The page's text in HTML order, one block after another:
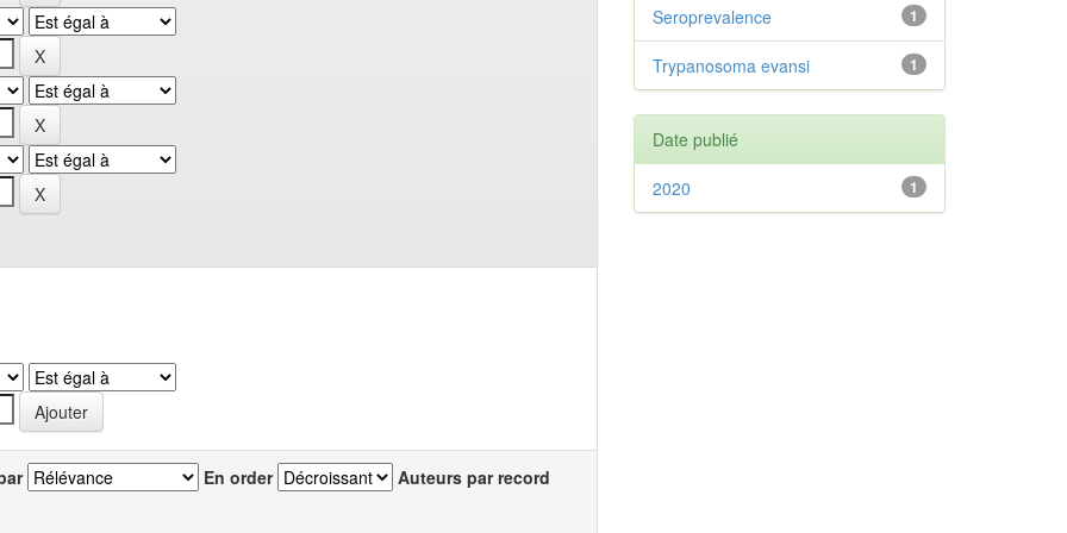
En order Auteurs par record
1
Seroprevalence
1
Trypanosoma evansi
Date publié
1
2020